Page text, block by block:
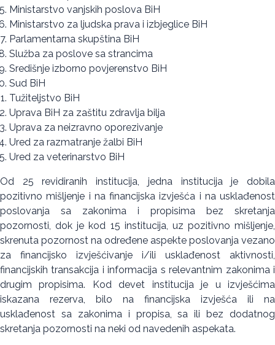
Ministarstvo vanjskih poslova BiH
Ministarstvo za ljudska prava i izbjeglice BiH
Parlamentarna skupština BiH
Služba za poslove sa strancima
Središnje izborno povjerenstvo BiH
Sud BiH
Tužiteljstvo BiH
Uprava BiH za zaštitu zdravlja bilja
Uprava za neizravno oporezivanje
Ured za razmatranje žalbi BiH
Ured za veterinarstvo BiH
Od 25 revidiranih institucija, jedna institucija je dobila
pozitivno mišljenje i na financijska izvješća i na usklađenost
poslovanja sa zakonima i propisima bez skretanja
pozornosti, dok je kod 15 institucija, uz pozitivno mišljenje,
skrenuta pozornost na određene aspekte poslovanja vezano
za financijsko izvješćivanje i/ili usklađenost aktivnosti,
financijskih transakcija i informacija s relevantnim zakonima i
drugim propisima. Kod devet institucija je u izvješćima
iskazana rezerva, bilo na financijska izvješća ili na
usklađenost sa zakonima i propisa, sa ili bez dodatnog
skretanja pozornosti na neki od navedenih aspekata.